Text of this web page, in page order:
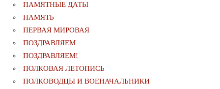
ПАМЯТНЫЕ ДАТЫ
ПАМЯТЬ
ПЕРВАЯ МИРОВАЯ
ПОЗДРАВЛЯЕМ
ПОЗДРАВЛЯЕМ!
ПОЛКОВАЯ ЛЕТОПИСЬ
ПОЛКОВОДЦЫ И ВОЕНАЧАЛЬНИКИ